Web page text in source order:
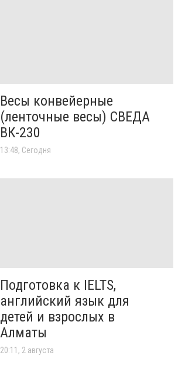
Весы конвейерные
(ленточные весы) СВЕДА
ВК-230
13:48, Сегодня
Подготовка к IELTS,
английский язык для
детей и взрослых в
Алматы
20:11, 2 августа